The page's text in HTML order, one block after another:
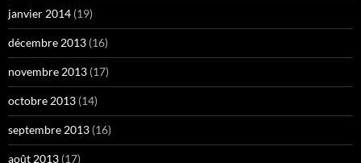
janvier 2014 (19)
décembre 2013 (16)
novembre 2013 (17)
octobre 2013 (14)
septembre 2013 (16)
août 2013 (17)